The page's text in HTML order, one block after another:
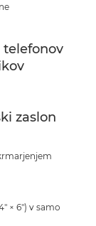
zaslon
× 6") v samo